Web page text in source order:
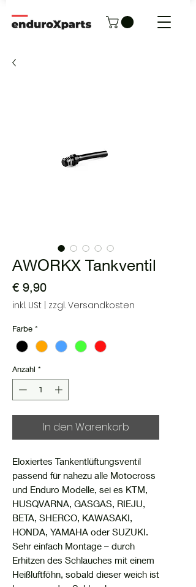
AWORKX Tankventil
€ 9,90Preis
inkl. USt zzgl. Versandkosten
Farbe *
Anzahl *
In den Warenkorb
Eloxiertes Tankentlüftungsventil
passend für nahezu alle Motocross
und Enduro Modelle, sei es KTM,
HUSQVARNA, GASGAS, RIEJU,
BETA, SHERCO, KAWASAKI,
HONDA, YAMAHA oder SUZUKI.
Sehr einfach Montage – durch
Erhitzen des Schlauches mit einem
Heißluftföhn, sobald dieser weich ist